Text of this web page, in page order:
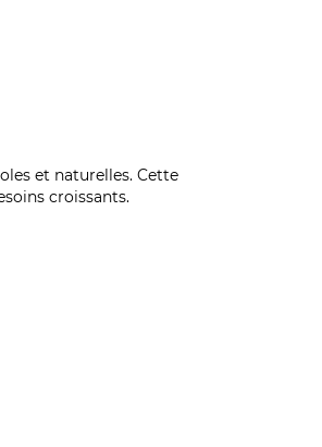
et naturelles. Cette
croissants.